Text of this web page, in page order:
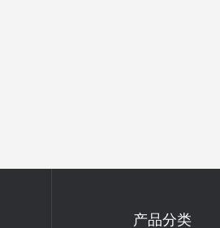
产品分类